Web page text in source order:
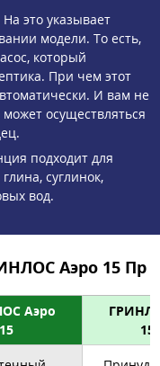
На это указывает
модели. То есть,
который
При чем этот
И вам не
осуществляться
подходит для
суглинок,
вод.
Аэро 15 Пр
Аэро
15
15